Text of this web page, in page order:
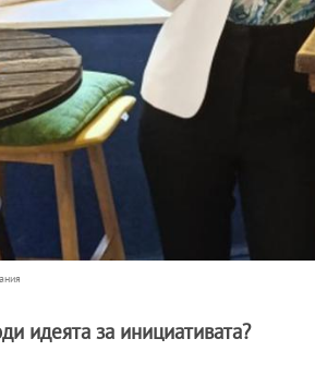
идеята за инициативата?